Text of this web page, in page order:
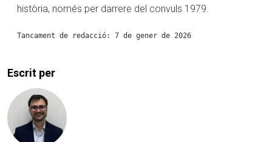
història, només per darrere del convuls 1979.
Tancament de redacció: 7 de gener de 2026
Escrit per